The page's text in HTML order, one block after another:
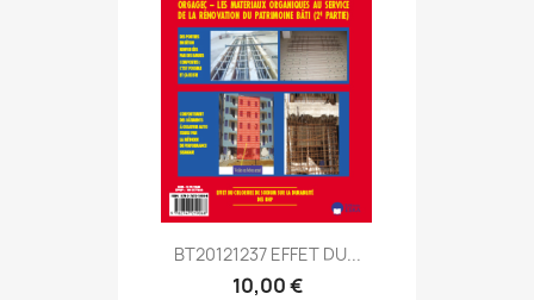
BT20121237 EFFET DU...
10,00 €